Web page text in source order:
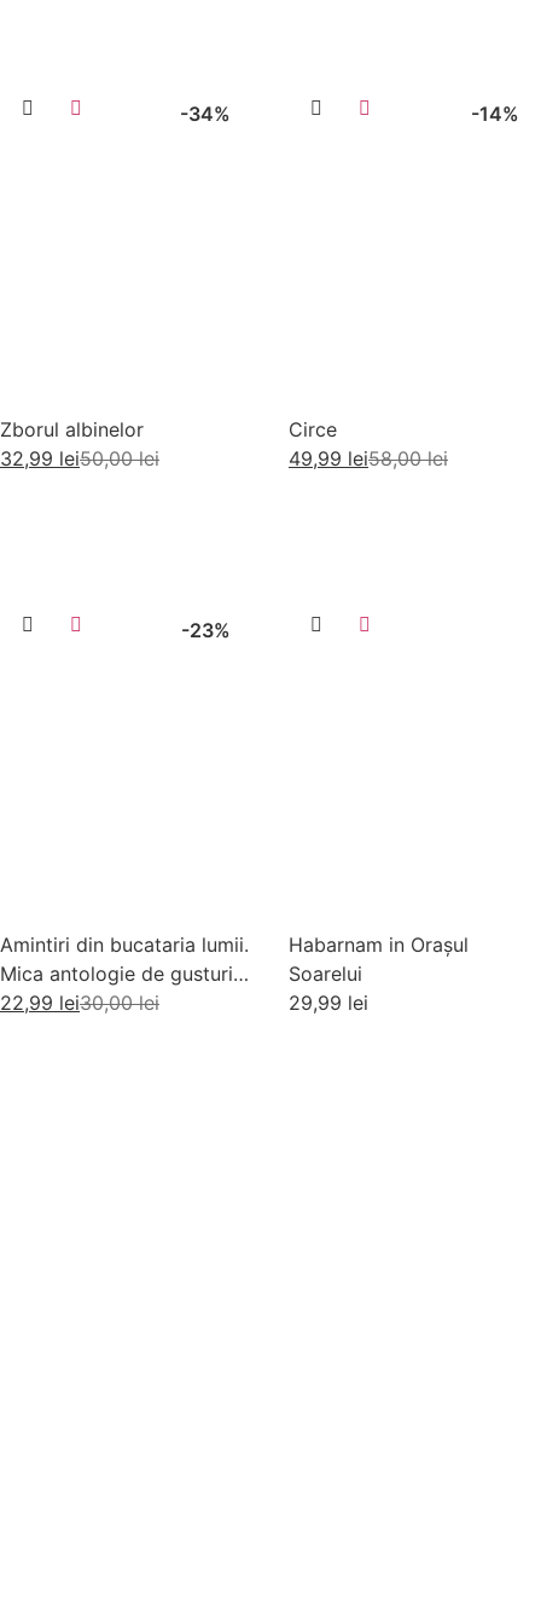
-34%
Zborul albinelor
50,00lei
32,99 lei
-14%
Circe
58,00lei
49,99 lei
-23%
Amintiri din bucataria lumii.
Mica antologie de gusturi,
stari si gustari
30,00lei
22,99 lei
Habarnam in Orașul
Soarelui
29,99 lei